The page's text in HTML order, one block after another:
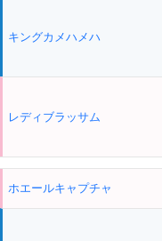
キングカメハメハ
レディブラッサム
ホエールキャプチャ